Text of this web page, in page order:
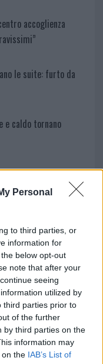
Personal
to third parties, or
information for
below opt-out
note that after your
seeing
utilized by
third parties prior to
of the further
by third parties on the
information may
on the IAB’s List of
accoglienza
le suite: furto da
e caldo tornano
ancora fino a
delle mete più